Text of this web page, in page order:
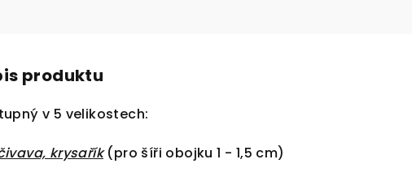
produktu
v 5 velikostech:
krysařík(pro šíři obojku 1 - 1,5 cm)